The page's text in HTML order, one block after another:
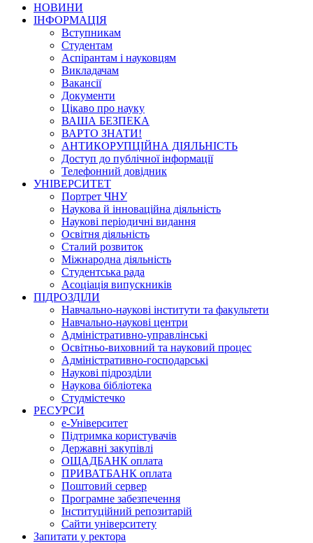
НОВИНИ
ІНФОРМАЦІЯ
Вступникам
Студентам
Аспірантам і науковцям
Викладачам
Вакансії
Документи
Цікаво про науку
ВАША БЕЗПЕКА
ВАРТО ЗНАТИ!
АНТИКОРУПЦІЙНА ДІЯЛЬНІСТЬ
Доступ до публічної інформації
Телефонний довідник
УНІВЕРСИТЕТ
Портрет ЧНУ
Наукова й інноваційна діяльність
Наукові періодичні видання
Освітня діяльність
Сталий розвиток
Міжнародна діяльність
Студентська рада
Асоціація випускників
ПІДРОЗДІЛИ
Навчально-наукові інститути та факультети
Навчально-наукові центри
Адміністративно-управлінські
Освітньо-виховний та науковий процес
Адміністративно-господарські
Наукові підрозділи
Наукова бібліотека
Студмістечко
РЕСУРСИ
е-Університет
Підтримка користувачів
Державні закупівлі
ОЩАДБАНК оплата
ПРИВАТБАНК оплата
Поштовий сервер
Програмне забезпечення
Інституційний репозитарій
Сайти університету
Запитати у ректора